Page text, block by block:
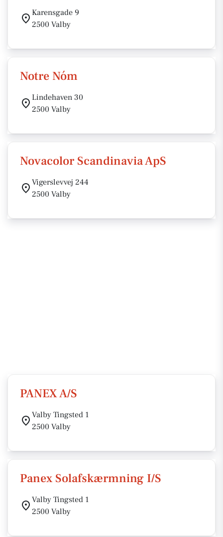
Karensgade 9
2500 Valby
Notre Nóm
Lindehaven 30
2500 Valby
Novacolor Scandinavia ApS
Vigerslevvej 244
2500 Valby
PANEX A/S
Valby Tingsted 1
2500 Valby
Panex Solafskærmning I/S
Valby Tingsted 1
2500 Valby